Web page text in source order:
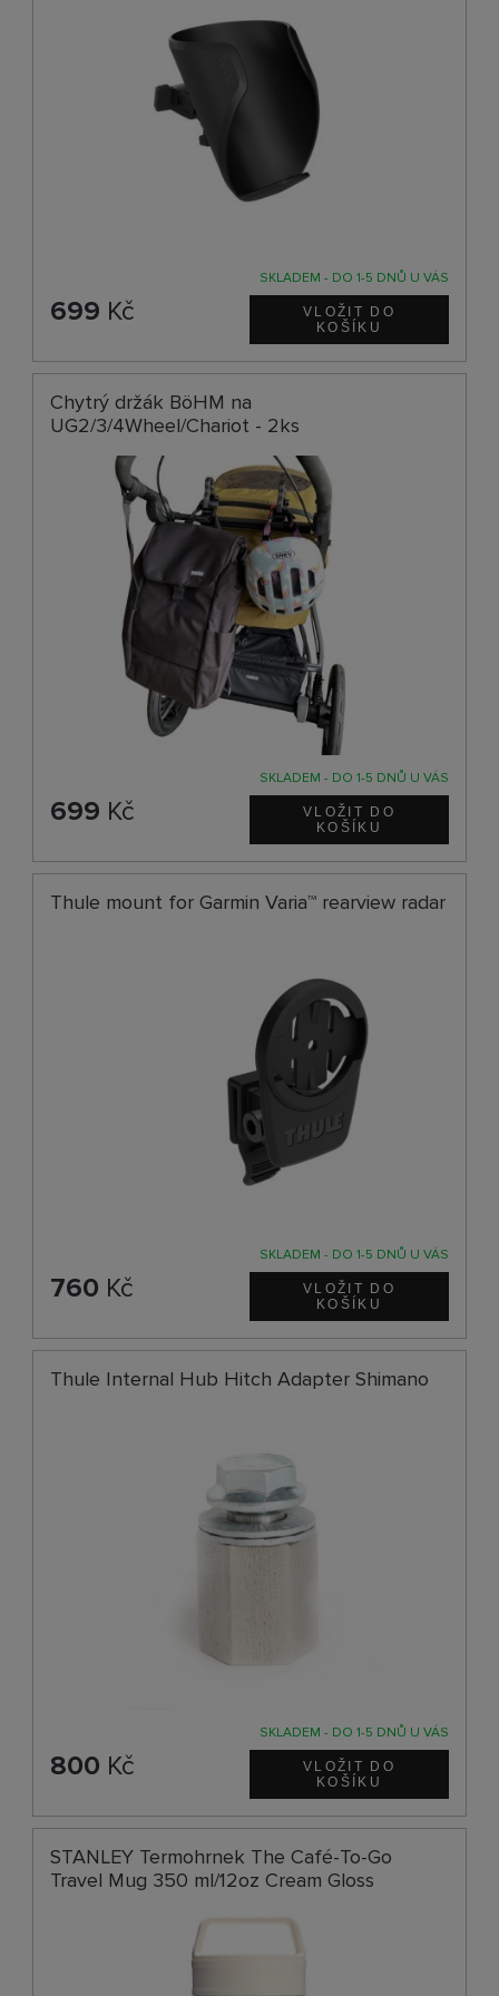
SKLADEM - DO 1-5 DNŮ U VÁS
699 Kč
Chytrý držák BöHM na
UG2/3/4Wheel/Chariot - 2ks
SKLADEM - DO 1-5 DNŮ U VÁS
699 Kč
Thule mount for Garmin Varia™ rearview radar
SKLADEM - DO 1-5 DNŮ U VÁS
760 Kč
Thule Internal Hub Hitch Adapter Shimano
SKLADEM - DO 1-5 DNŮ U VÁS
800 Kč
STANLEY Termohrnek The Café-To-Go
Travel Mug 350 ml/12oz Cream Gloss